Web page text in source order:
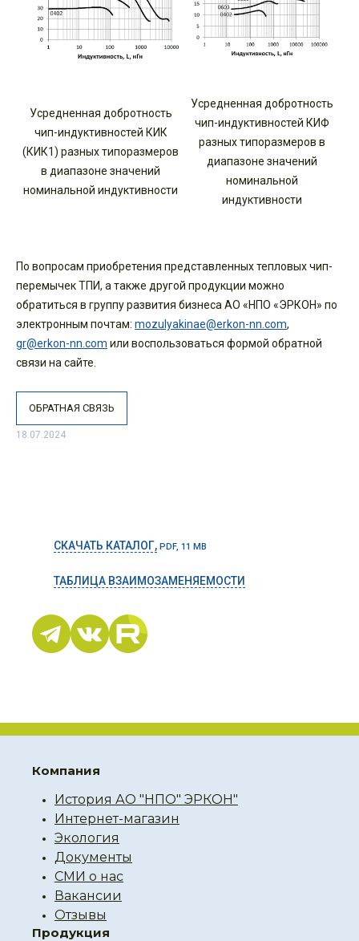
Усредненная добротность
чип-индуктивностей КИК
(КИК1) разных типоразмеров
в диапазоне значений
номинальной индуктивности
Усредненная добротность
чип-индуктивностей КИФ
разных типоразмеров в
диапазоне значений
номинальной
индуктивности
По вопросам приобретения представленных тепловых чип-
перемычек ТПИ, а также другой продукции можно
обратиться в группу развития бизнеса АО «НПО «ЭРКОН» по
электронным почтам: mozulyakinae@erkon-nn.com,
gr@erkon-nn.com или воспользоваться формой обратной
связи на сайте.
ОБРАТНАЯ СВЯЗЬ
18.07.2024
СКАЧАТЬ КАТАЛОГ, PDF, 11 MB
ТАБЛИЦА ВЗАИМОЗАМЕНЯЕМОСТИ
Компания
История АО "НПО" ЭРКОН"
Интернет-магазин
Экология
Документы
СМИ о нас
Вакансии
Отзывы
Продукция